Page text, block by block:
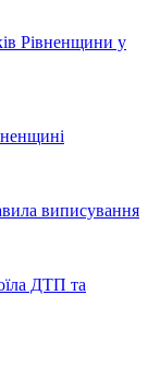
Рівненщини у
виписування
ДТП та